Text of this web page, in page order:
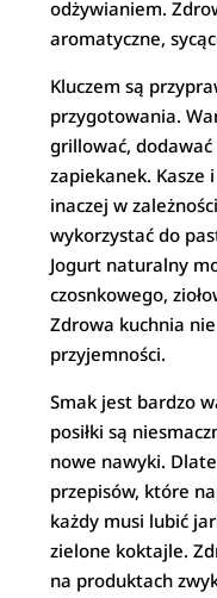
odżywianiem.
aromatyczne,
Kluczem są
przygotowania.
grillować, dodawać
zapiekanek. Kasze
inaczej w
wykorzystać do
Jogurt naturalny
czosnkowego,
Zdrowa kuchnia
przyjemności.
Smak jest bardzo
posiłki są
nowe nawyki.
przepisów, które
każdy musi lubić
zielone koktajle.
na produktach